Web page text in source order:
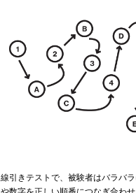
線引きテストで、被験者はバラバ